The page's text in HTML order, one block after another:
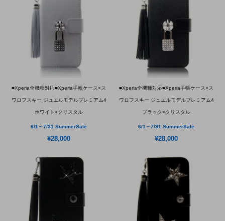
■Xperia全機種対応■Xperia手帳ケース×ス
ワロフスキー ジュエルモデルプレミアム4
ホワイト×クリスタル
6/1～7/31 SummerSale
¥28,000
■Xperia全機種対応■Xperia手帳ケース×ス
ワロフスキー ジュエルモデルプレミアム4
ブラック×クリスタル
6/1～7/31 SummerSale
¥28,000